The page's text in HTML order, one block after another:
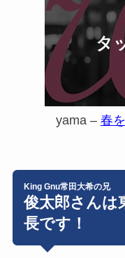
yama – 春
King Gnu常田大希の兄
俊太郎さんは
長です！